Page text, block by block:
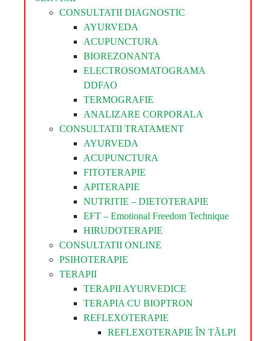
CONSULTATII DIAGNOSTIC
AYURVEDA
ACUPUNCTURA
BIOREZONANTA
ELECTROSOMATOGRAMA
DDFAO
TERMOGRAFIE
ANALIZARE CORPORALA
CONSULTATII TRATAMENT
AYURVEDA
ACUPUNCTURA
FITOTERAPIE
APITERAPIE
NUTRITIE – DIETOTERAPIE
EFT – Emotional Freedom Technique
HIRUDOTERAPIE
CONSULTATII ONLINE
PSIHOTERAPIE
TERAPII
TERAPII AYURVEDICE
TERAPIA CU BIOPTRON
REFLEXOTERAPIE
REFLEXOTERAPIE ÎN TĂLPI